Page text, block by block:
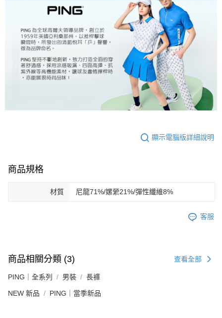
顯示電腦版詳細說明
商品規格
材質 尼龍71%/嫘縈21%/彈性纖維8%
客服
商品相關分類 (3) 查看全部
PING｜全系列 男裝 長褲
NEW 新品 PING｜當季新品